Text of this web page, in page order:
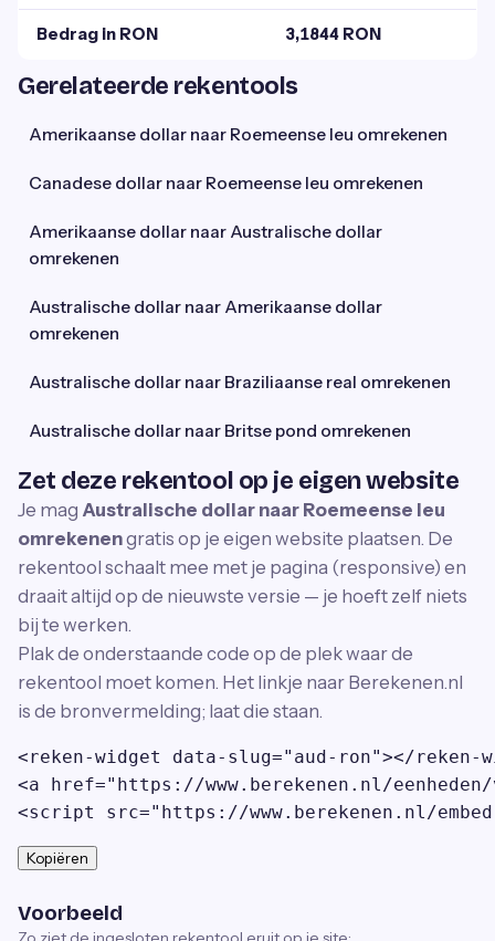
Bedrag in RON 3,1844 RON
Gerelateerde rekentools
Amerikaanse dollar naar Roemeense leu omrekenen
Canadese dollar naar Roemeense leu omrekenen
Amerikaanse dollar naar Australische dollar
omrekenen
Australische dollar naar Amerikaanse dollar
omrekenen
Australische dollar naar Braziliaanse real omrekenen
Australische dollar naar Britse pond omrekenen
Zet deze rekentool op je eigen website
Je mag Australische dollar naar Roemeense leu
omrekenengratis op je eigen website plaatsen. De
rekentool schaalt mee met je pagina (responsive) en
draait altijd op de nieuwste versie — je hoeft zelf niets
bij te werken.
Plak de onderstaande code op de plek waar de
rekentool moet komen. Het linkje naar Berekenen.nl
is de bronvermelding; laat die staan.
<reken-widget data-slug="aud-ron"></reken-
<a href="https://www.berekenen.nl/
<script src="https://www.berekenen.nl/
Kopiëren
Voorbeeld